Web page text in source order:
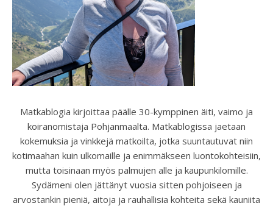
Matkablogia kirjoittaa päälle 30-kymppinen äiti, vaimo ja
koiranomistaja Pohjanmaalta. Matkablogissa jaetaan
kokemuksia ja vinkkejä matkoilta, jotka suuntautuvat niin
kotimaahan kuin ulkomaille ja enimmäkseen luontokohteisiin,
mutta toisinaan myös palmujen alle ja kaupunkilomille.
Sydämeni olen jättänyt vuosia sitten pohjoiseen ja
arvostankin pieniä, aitoja ja rauhallisia kohteita sekä kauniita